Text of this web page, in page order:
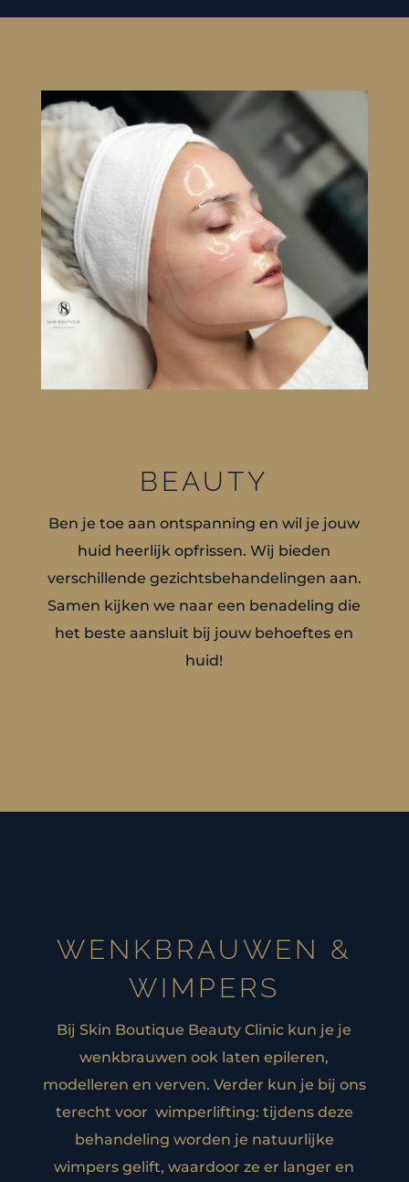
BEAUTY
Ben je toe aan ontspanning en wil je jouw
huid heerlijk opfrissen. Wij bieden
verschillende gezichtsbehandelingen aan.
Samen kijken we naar een benadeling die
het beste aansluit bij jouw behoeftes en
huid!
WENKBRAUWEN &
WIMPERS
Bij Skin Boutique Beauty Clinic kun je je
wenkbrauwen ook laten epileren,
modelleren en verven. Verder kun je bij ons
terecht voor wimperlifting: tijdens deze
behandeling worden je natuurlijke
wimpers gelift, waardoor ze er langer en